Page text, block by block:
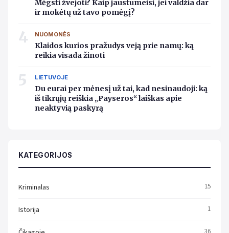
Mėgsti žvejoti? Kaip jaustumeisi, jei valdžia dar
ir mokėtų už tavo pomėgį?
4 NUOMONĖS
Klaidos kurios pražudys veją prie namų: ką
reikia visada žinoti
5 LIETUVOJE
Du eurai per mėnesį už tai, kad nesinaudoji: ką
iš tikrųjų reiškia „Payseros“ laiškas apie
neaktyvią paskyrą
KATEGORIJOS
Kriminalas 15
Istorija 1